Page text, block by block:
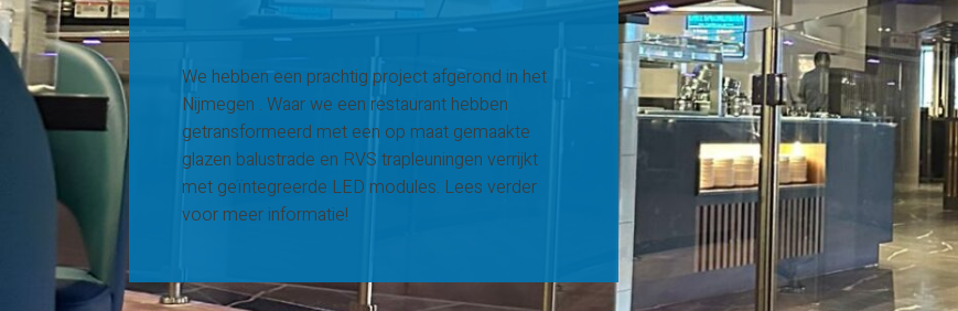
We hebben een prachtig project afgerond in het
Nijmegen . Waar we een restaurant hebben
getransformeerd met een op maat gemaakte
glazen balustrade en RVS trapleuningen verrijkt
met geïntegreerde LED modules. Lees verder
voor meer informatie!